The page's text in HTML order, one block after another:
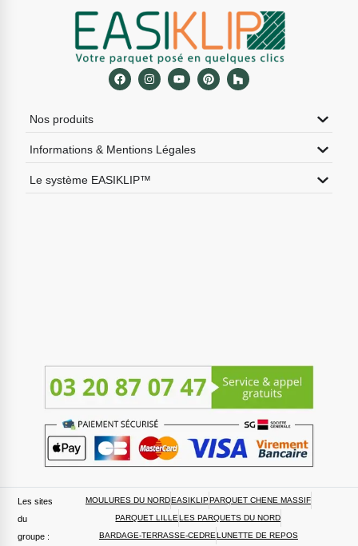
Nos produits
Informations & Mentions Légales
Le système EASIKLIP™
Les sites
du
groupe :
MOULURES DU NORDEASIKLIPPARQUET CHENE MASSIF
PARQUET LILLE LES PARQUETS DU NORD
BARDAGE-TERRASSE-CEDRELUNETTE DE REPOS